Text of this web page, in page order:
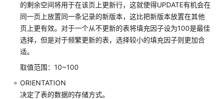
ALTER
SEQUENCE
ALTER
SESSION
的剩余空间将用于在该页上更新行，这就使得UPDATE有机会在
同一页上放置同一条记录的新版本，这比把新版本放置在其他
页上更有效。对于一个从不更新的表将填充因子设为100是最佳
选择，但是对于频繁更新的表，选择较小的填充因子则更加合
适。
取值范围：10~100
ORIENTATION
决定了表的数据的存储方式。